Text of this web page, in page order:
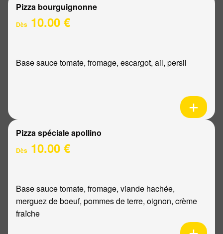
Pizza bourguignonne
Dès 10.00 €
Base sauce tomate, fromage, escargot, ail, persil
Pizza spéciale apollino
Dès 10.00 €
Base sauce tomate, fromage, viande hachée,
merguez de boeuf, pommes de terre, oignon, crème
fraîche